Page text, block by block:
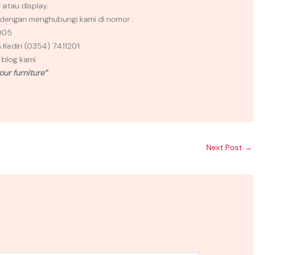
display.
menghubungi kami di nomor :
(0354) 7411201
kami
furniture”
Next Post →